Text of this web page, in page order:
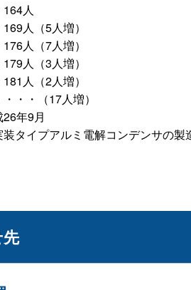
164人
人（5人増）
人（7人増）
人（3人増）
人（2人増）
・・（17人増）
26年9月
装タイプアルミ電解コンデンサの製